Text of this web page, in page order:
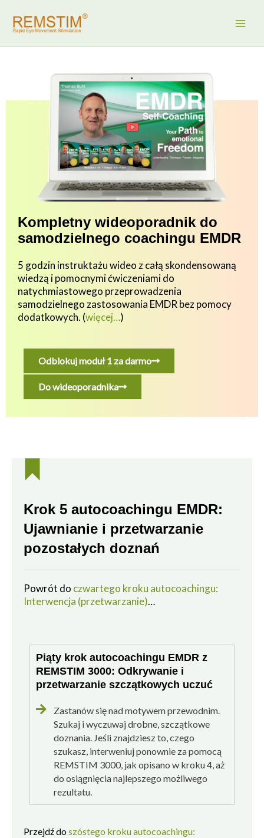
treści
Kompletny wideoporadnik do
samodzielnego coachingu EMDR
5 godzin instruktażu wideo z całą skondensowaną
wiedzą i pomocnymi ćwiczeniami do
natychmiastowego przeprowadzenia
samodzielnego zastosowania EMDR bez pomocy
dodatkowych. (więcej…)
Odblokuj moduł 1 za darmo
Do wideoporadnika
Krok 5 autocoachingu EMDR:
Ujawnianie i przetwarzanie
pozostałych doznań
Powrót do czwartego kroku autocoachingu:
Interwencja (przetwarzanie)…
Piąty krok autocoachingu EMDR z
REMSTIM 3000: Odkrywanie i
przetwarzanie szczątkowych uczuć
Zastanów się nad motywem przewodnim.
Szukaj i wyczuwaj drobne, szczątkowe
doznania. Jeśli znajdziesz to, czego
szukasz, interweniuj ponownie za pomocą
REMSTIM 3000, jak opisano w kroku 4, aż
do osiągnięcia najlepszego możliwego
rezultatu.
Przejdź doszóstego kroku autocoachingu: